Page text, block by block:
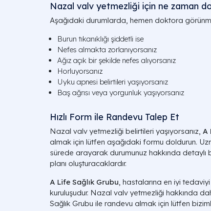
Nazal valv yetmezliği için ne zaman
Aşağıdaki durumlarda, hemen doktora
Burun tıkanıklığı şiddetli ise
Nefes almakta zorlanıyorsanız
Ağız açık bir şekilde nefes alıyorsanız
Horluyorsanız
Uyku apnesi belirtileri yaşıyorsanız
Baş ağrısı veya yorgunluk yaşıyorsanız
Hızlı Form ile Randevu Talep Et
Nazal valv yetmezliği belirtileri yaşıyorsanız, A
almak için lütfen aşağıdaki formu doldurun.
sürede arayarak durumunuz hakkında
planı oluşturacaklardır.
A Life Sağlık Grubu, hastalarına en iyi
kuruluşudur. Nazal valv yetmezliği hakkında
Sağlık Grubu ile randevu almak için lütfen